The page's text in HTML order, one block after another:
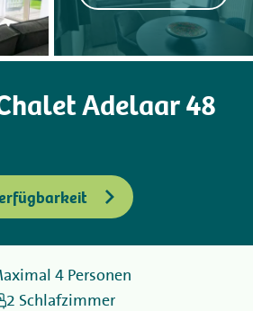
- 522 8880
Adelaar 48
4 Personen
2 Schlafzimmer